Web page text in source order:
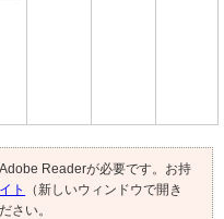
Readerが必要です。お持
ト
（新しいウィンドウで開き
さい。